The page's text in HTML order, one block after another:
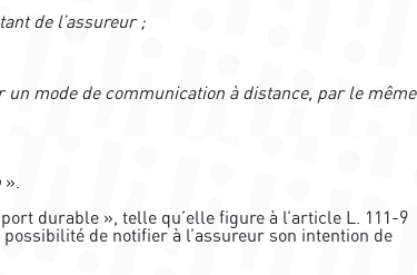
de l’assureur ;
mode de communication à distance, par le même
».
durable », telle qu’elle figure à l’article L. 111-9
de notifier à l’assureur son intention de